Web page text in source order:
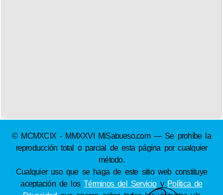
© MCMXCIX - MMXXVI MiSabueso.com — Se prohíbe la
reproducción total o parcial de esta página por cualquier
método.
Cualquier uso que se haga de este sitio web constituye
aceptación de losTérminos del Servicioy Política de